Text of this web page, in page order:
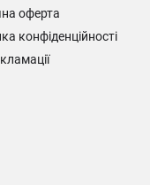
оферта
конфіденційності